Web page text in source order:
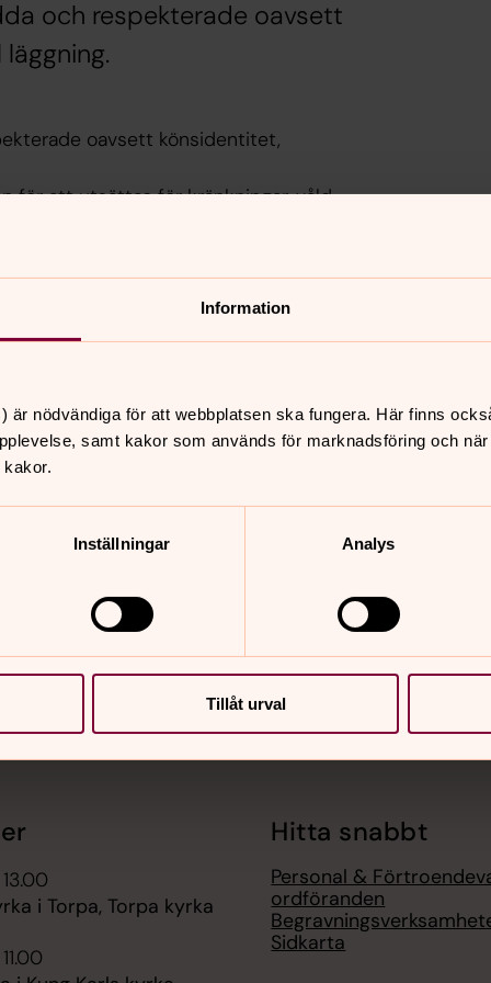
Information
är nödvändiga för att webbplatsen ska fungera. Här finns
samt kakor som används för marknadsföring och
Inställningar Analys
Tillåt urval
och respekterade oavsett
oavsett könsidentitet,
för att utsättas för kränkningar, våld
distrikt arbetar vi för att skapa
i Torpa, Torpa kyrka
Hitta snabbt
Personal &
ordföranden
Sidkarta